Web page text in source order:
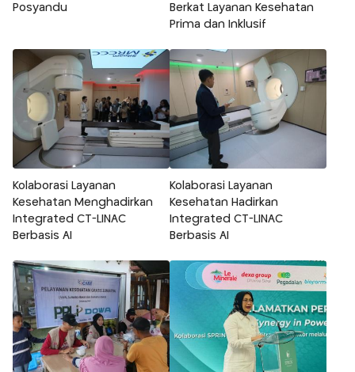
Posyandu
Berkat Layanan Kesehatan
Prima dan Inklusif
Kolaborasi Layanan
Kesehatan Menghadirkan
Integrated CT-LINAC
Berbasis AI
Kolaborasi Layanan
Kesehatan Hadirkan
Integrated CT-LINAC
Berbasis AI